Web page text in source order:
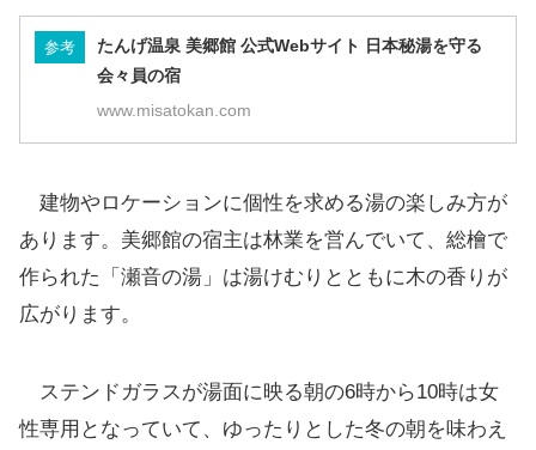
参考
たんげ温泉 美郷館 公式Webサイト 日本秘湯を守る
会々員の宿
www.misatokan.com
建物やロケーションに個性を求める湯の楽しみ方が
あります。美郷館の宿主は林業を営んでいて、総檜で
作られた「瀬音の湯」は湯けむりとともに木の香りが
広がります。
ステンドガラスが湯面に映る朝の6時から10時は女
性専用となっていて、ゆったりとした冬の朝を味わえ